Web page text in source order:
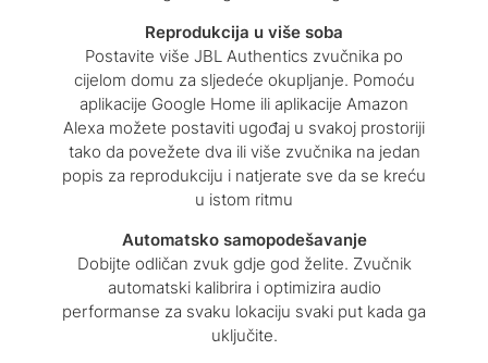
Reprodukcija u više soba
Postavite više JBL Authentics zvučnika po
cijelom domu za sljedeće okupljanje. Pomoću
aplikacije Google Home ili aplikacije Amazon
Alexa možete postaviti ugođaj u svakoj prostoriji
tako da povežete dva ili više zvučnika na jedan
popis za reprodukciju i natjerate sve da se kreću
u istom ritmu
Automatsko samopodešavanje
Dobijte odličan zvuk gdje god želite. Zvučnik
automatski kalibrira i optimizira audio
performanse za svaku lokaciju svaki put kada ga
uključite.